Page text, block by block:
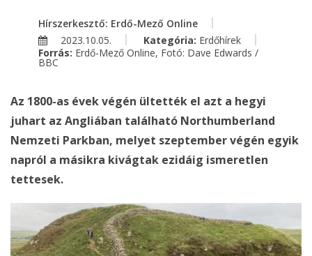
Hírszerkesztő: Erdő-Mező Online
2023.10.05.
Kategória: Erdőhírek
Forrás: Erdő-Mező Online, Fotó: Dave Edwards /
BBC
Az 1800-as évek végén ültették el azt a hegyi
juhart az Angliában található Northumberland
Nemzeti Parkban, melyet szeptember végén egyik
napról a másikra kivágtak ezidáig ismeretlen
tettesek.